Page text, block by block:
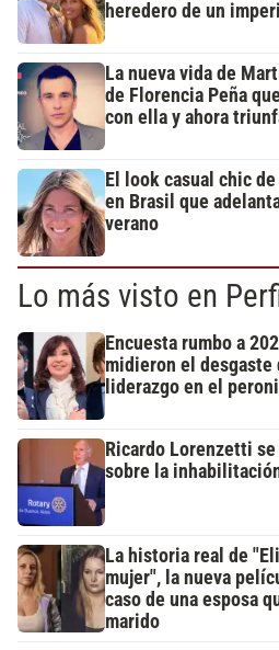
heredero de un
La nueva vida de
de Florencia Peña
con ella y ahora
El look casual chic
en Brasil que
verano
Lo más visto en
Encuesta rumbo a
midieron el
liderazgo en el
Ricardo Lorenzetti
sobre la
La historia real de
mujer", la nueva
caso de una esposa
marido